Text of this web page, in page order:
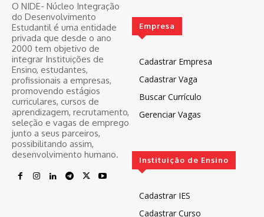
O NIDE- Núcleo Integração
do Desenvolvimento
Estudantil é uma entidade
privada que desde o ano
2000 tem objetivo de
integrar Instituições de
Ensino, estudantes,
profissionais a empresas,
promovendo estágios
curriculares, cursos de
aprendizagem, recrutamento,
seleção e vagas de emprego
junto a seus parceiros,
possibilitando assim,
desenvolvimento humano.
Empresa
Cadastrar Empresa
Cadastrar Vaga
Buscar Currículo
Gerenciar Vagas
Instituição de Ensino
Cadastrar IES
Cadastrar Curso